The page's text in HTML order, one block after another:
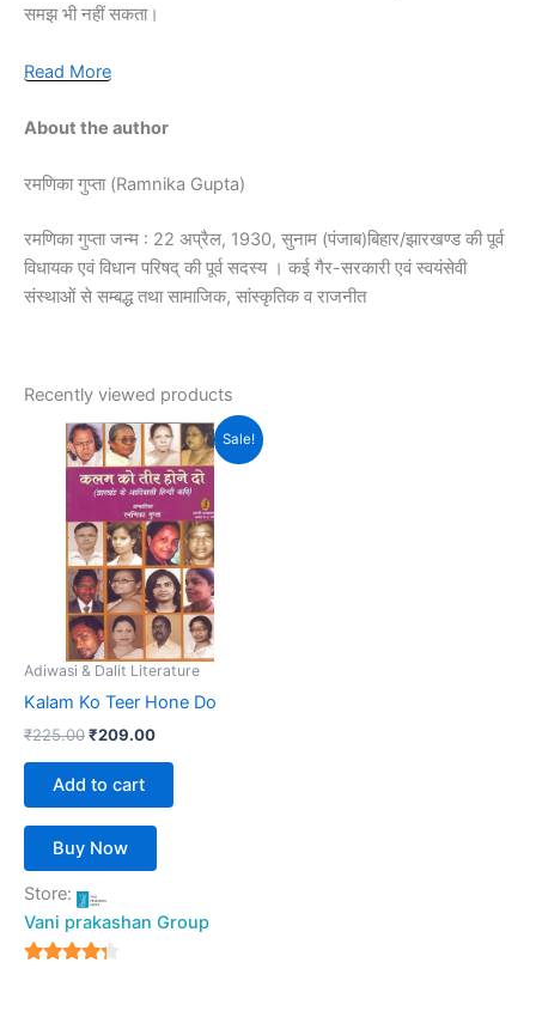
समझ भी नहीं सकता।
Read More
About the author
रमणिका गुप्ता (Ramnika Gupta)
रमणिका गुप्ता जन्म : 22 अप्रैल, 1930, सुनाम (पंजाब)बिहार/झारखण्ड की पूर्व
विधायक एवं विधान परिषद् की पूर्व सदस्य । कई गैर-सरकारी एवं स्वयंसेवी
संस्थाओं से सम्बद्ध तथा सामाजिक, सांस्कृतिक व राजनीत
Recently viewed products
Sale!
Adiwasi & Dalit Literature
Kalam Ko Teer Hone Do
₹225.00
Original
price
was:
₹225.00.
₹209.00
Current
price
is:
₹209.00.
Add to cart
Buy Now
Store:
Vani prakashan Group